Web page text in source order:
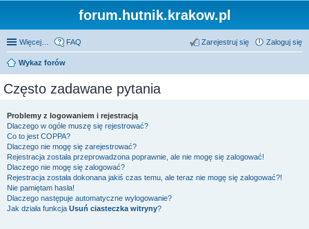
forum.hutnik.krakow.pl
Więcej… FAQ Zaloguj się
Zarejestruj się
Wykaz forów
Często zadawane pytania
Problemy z logowaniem i rejestracją
Dlaczego w ogóle muszę się rejestrować?
Co to jest COPPA?
Dlaczego nie mogę się zarejestrować?
Rejestracja została przeprowadzona poprawnie, ale nie mogę się zalogować!
Dlaczego nie mogę się zalogować?
Rejestracja została dokonana jakiś czas temu, ale teraz nie mogę się zalogować?!
Nie pamiętam hasła!
Dlaczego następuje automatyczne wylogowanie?
Jak działa funkcja Usuń ciasteczka witryny?